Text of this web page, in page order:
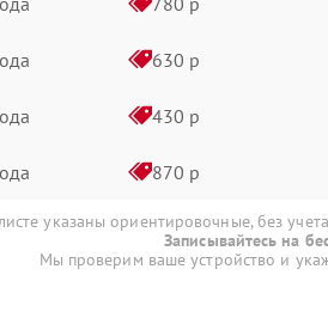
630 р
430 р
870 р
указаны ориентировочные, без
Записывайтесь на
Мы проверим ваше устройство и